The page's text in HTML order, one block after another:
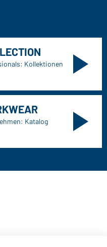
Kollektionen
Katalog